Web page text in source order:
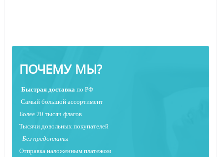
ПОЧЕМУ МЫ?
Быстрая доставка по РФ
Самый большой ассортимент
Более 20 тысяч флагов
Тысячи довольных покупателей
Без предоплаты
Отправка наложенным платежом